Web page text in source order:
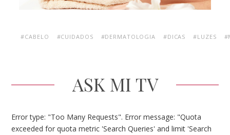
#CABELO #CUIDADOS #DERMATOLOGIA #DICAS #LUZES
ASK MI TV
Error type: "Too Many Requests". Error message: "Quota
exceeded for quota metric 'Search Queries' and limit 'Search